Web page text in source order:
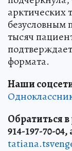
арктических
безусловным
тысяч
формата.
Наши
Обратиться
914-197-70-